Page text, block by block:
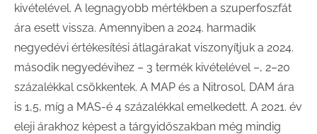
kivételével. A legnagyobb mértékben a szuperfoszfát
ára esett vissza. Amennyiben a 2024. harmadik
negyedévi értékesítési átlagárakat viszonyítjuk a 2024.
második negyedévihez – 3 termék kivételével –, 2–20
százalékkal csökkentek. A MAP és a Nitrosol, DAM ára
is 1,5, míg a MAS-é 4 százalékkal emelkedett. A 2021. év
eleji árakhoz képest a tárgyidőszakban még mindig